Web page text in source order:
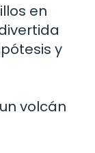
en
y
volcán